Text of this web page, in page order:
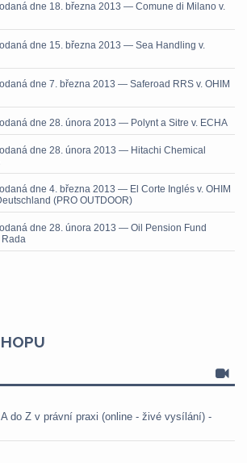
dne 18. března 2013 — Comune di Milano v.
dne 15. března 2013 — Sea Handling v.
dne 7. března 2013 — Saferoad RRS v. OHIM
dne 28. února 2013 — Polynt a Sitre v. ECHA
dne 28. února 2013 — Hitachi Chemical
dne 4. března 2013 — El Corte Inglés v. OHIM
(PRO OUTDOOR)
dne 28. února 2013 — Oil Pension Fund
Rada
do Z v právní praxi (online - živé vysílání) -